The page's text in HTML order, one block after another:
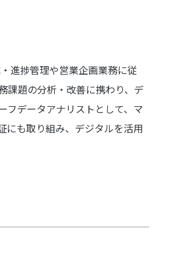
進捗管理や営業企画業務に従
課題の分析・改善に携わり、デ
フデータアナリストとして、マ
にも取り組み、デジタルを活用